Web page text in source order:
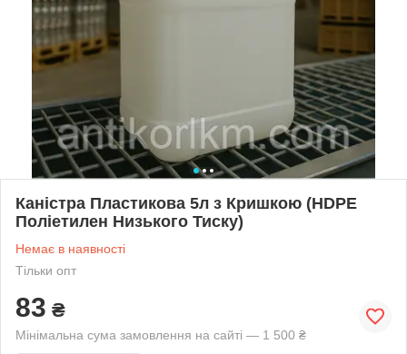
Каністра Пластикова 5л з Кришкою (HDPE
Поліетилен Низького Тиску)
Немає в наявності
Тільки опт
83 ₴
Мінімальна сума замовлення на сайті — 1 500 ₴